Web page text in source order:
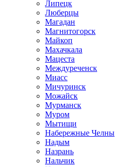
Липецк
Люберцы
Магадан
Магнитогорск
Майкоп
Махачкала
Мацеста
Междуреченск
Миасс
Мичуринск
Можайск
Мурманск
Муром
Мытищи
Набережные Челны
Надым
Назрань
Нальчик